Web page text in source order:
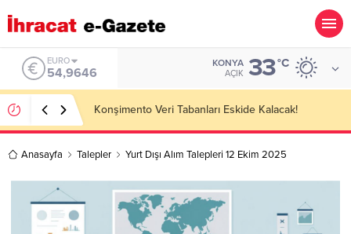
ALTIN
6.488,95
KONYA
AÇIK 33°C
Kazakhstan Importer Companies Lists
Anasayfa Talepler Yurt Dışı Alım Talepleri 12 Ekim 2025